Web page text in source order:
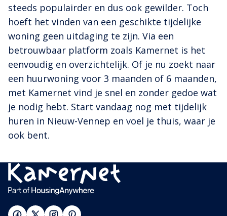
steeds populairder en dus ook gewilder. Toch
hoeft het vinden van een geschikte tijdelijke
woning geen uitdaging te zijn. Via een
betrouwbaar platform zoals Kamernet is het
eenvoudig en overzichtelijk. Of je nu zoekt naar
een huurwoning voor 3 maanden of 6 maanden,
met Kamernet vind je snel en zonder gedoe wat
je nodig hebt. Start vandaag nog met tijdelijk
huren in Nieuw-Vennep en voel je thuis, waar je
ook bent.